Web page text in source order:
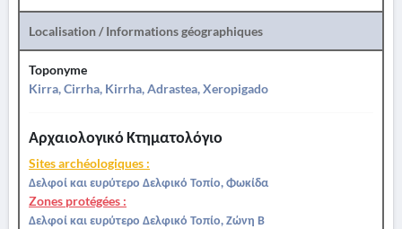
Localisation / Informations géographiques
Toponyme
Kirra, Cirrha, Kirrha, Adrastea, Xeropigado
Αρχαιολογικό Κτηματολόγιο
Sites archéologiques :
Δελφοί και ευρύτερο Δελφικό Τοπίο, Φωκίδα
Zones protégées :
Δελφοί και ευρύτερο Δελφικό Τοπίο, Ζώνη Β